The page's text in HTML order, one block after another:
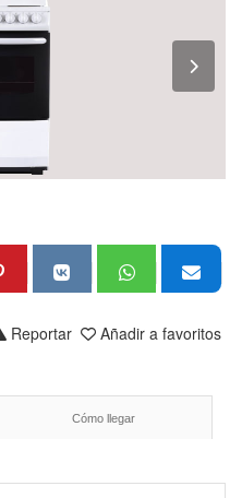
Añadir a favoritos
Reportar
Cómo llegar